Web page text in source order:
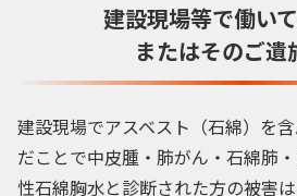
建設現場等で働いて
またはそのご遺
建設現場でアスベスト（石綿）を
だことで中皮腫・肺がん・石綿肺
性石綿胸水と診断された方の被害は